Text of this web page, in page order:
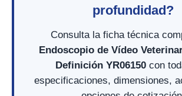
profundidad?
Consulta la ficha técnica
Endoscopio de Vídeo
Definición YR06150con
especificaciones, dimensiones,